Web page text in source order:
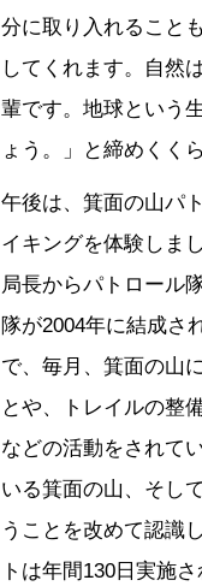
分に取り入れること
してくれます。自然
輩です。地球という
ょう。」と締めくく
午後は、箕面の山パ
イキングを体験しま
局長からパトロール
隊が2004年に結成さ
で、毎月、箕面の山
とや、トレイルの整
などの活動をされて
いる箕面の山、そし
うことを改めて認識
トは年間130日実施